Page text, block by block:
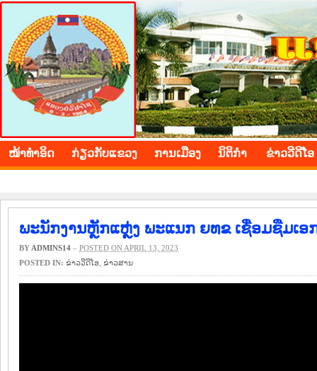
BOLIKHAMXAY PROVINCE
ໜ້າ​ທຳ​ອິດ ​ກ່ຽວ​ກັບ​ແຂວງ ​ການ​ເມືອງ ນິ​ຕິ​ກຳ ຂ່າວ​ວີ​ດີ​ໂອ
ພະນັກງານຫຼັກແຫຼ່ງ ພະແນກ ຍທຂ ເຊື່ອມຊືມເອ
BY ADMINS14 – POSTED ON APRIL 13, 2023
POSTED IN: ຂ່າວ​ວີ​ດີ​ໂອ ​ຂ່າວ​ສານ